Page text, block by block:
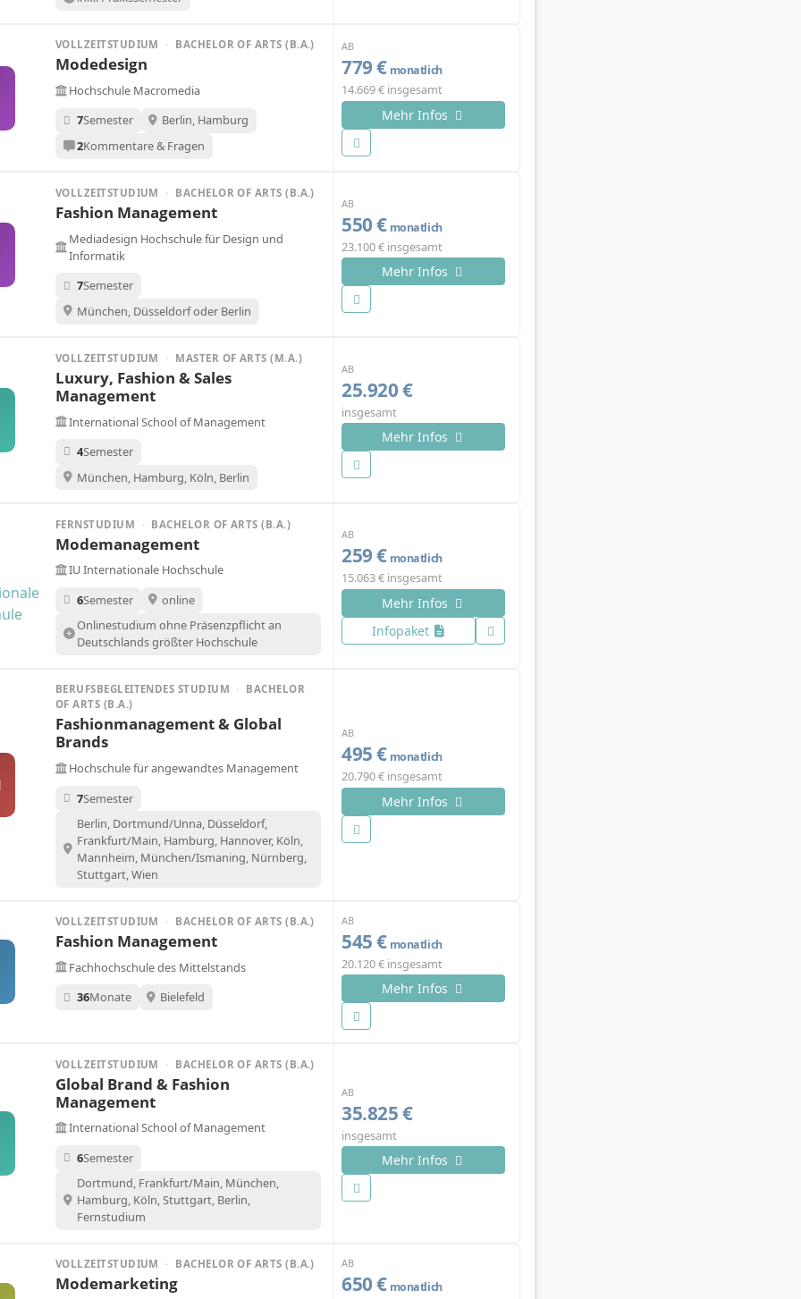
VOLLZEITSTUDIUM · BACHELOR OF ARTS (B.A.)
Modedesign
Hochschule Macromedia
7Semester
Berlin, Hamburg
2Kommentare & Fragen
AB
779 € monatlich
14.669 € insgesamt
Mehr Infos
VOLLZEITSTUDIUM · BACHELOR OF ARTS (B.A.)
Fashion Management
Mediadesign Hochschule für Design und
Informatik
7Semester
München, Düsseldorf oder Berlin
AB
550 € monatlich
23.100 € insgesamt
Mehr Infos
VOLLZEITSTUDIUM · MASTER OF ARTS (M.A.)
Luxury, Fashion & Sales
Management
International School of Management
4Semester
München, Hamburg, Köln, Berlin
AB
25.920 €
insgesamt
Mehr Infos
FERNSTUDIUM · BACHELOR OF ARTS (B.A.)
Modemanagement
IU Internationale Hochschule
6Semester
online
Onlinestudium ohne Präsenzpflicht an
Deutschlands größter Hochschule
AB
259 € monatlich
15.063 € insgesamt
Mehr Infos
Infopaket
BERUFSBEGLEITENDES STUDIUM · BACHELOR
OF ARTS (B.A.)
Fashionmanagement & Global
Brands
Hochschule für angewandtes Management
7Semester
Berlin, Dortmund/Unna, Düsseldorf,
Frankfurt/Main, Hamburg, Hannover, Köln,
Mannheim, München/Ismaning, Nürnberg,
Stuttgart, Wien
AB
495 € monatlich
20.790 € insgesamt
Mehr Infos
VOLLZEITSTUDIUM · BACHELOR OF ARTS (B.A.)
Fashion Management
Fachhochschule des Mittelstands
36Monate Bielefeld
AB
545 € monatlich
20.120 € insgesamt
Mehr Infos
VOLLZEITSTUDIUM · BACHELOR OF ARTS (B.A.)
Global Brand & Fashion
Management
International School of Management
6Semester
Dortmund, Frankfurt/Main, München,
Hamburg, Köln, Stuttgart, Berlin,
Fernstudium
AB
35.825 €
insgesamt
Mehr Infos
VOLLZEITSTUDIUM · BACHELOR OF ARTS (B.A.)
Modemarketing
AB
650 € monatlich